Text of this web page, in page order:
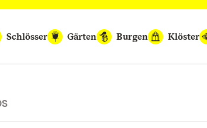
Schlösser
Gärten Burgen Klöster